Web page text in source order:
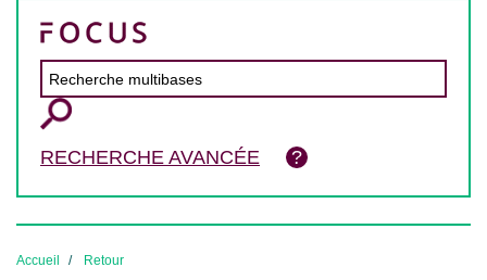
RECHERCHE AVANCÉE
Accueil Retour